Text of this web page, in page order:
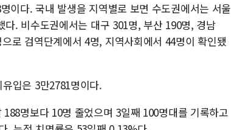
이다. 국내 발생을 지역별로 보면 수도권에서는 서울
. 비수도권에서는 대구 301명, 부산 190명, 경남
로 검역단계에서 4명, 지역사회에서 44명이 확인됐
입은 3만2781명이다.
명보다 10명 줄었으며 3일째 100명대를 기록하고